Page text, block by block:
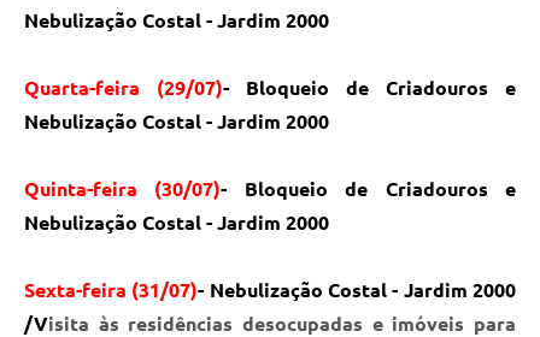
Notícias
Turismo
Galeria de Vídeos
Contas Públicas
Telefones Úteis
Nebulização Costal - Jardim 2000
Quarta-feira (29/07)- Bloqueio de Criadouros e
Nebulização Costal - Jardim 2000
Quinta-feira (30/07)- Bloqueio de Criadouros e
Nebulização Costal - Jardim 2000
Sexta-feira (31/07)- Nebulização Costal - Jardim 2000
/Visita às residências desocupadas e imóveis para